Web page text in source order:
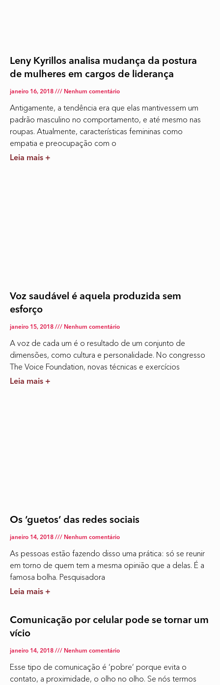
Leny Kyrillos analisa mudança da postura
de mulheres em cargos de liderança
janeiro 16, 2018 Nenhum comentário
Antigamente, a tendência era que elas mantivessem um
padrão masculino no comportamento, e até mesmo nas
roupas. Atualmente, características femininas como
empatia e preocupação com o
Leia mais +
Voz saudável é aquela produzida sem
esforço
janeiro 15, 2018 Nenhum comentário
A voz de cada um é o resultado de um conjunto de
dimensões, como cultura e personalidade. No congresso
The Voice Foundation, novas técnicas e exercícios
Leia mais +
Os ‘guetos’ das redes sociais
janeiro 14, 2018 Nenhum comentário
As pessoas estão fazendo disso uma prática: só se reunir
em torno de quem tem a mesma opinião que a delas. É a
famosa bolha. Pesquisadora
Leia mais +
Comunicação por celular pode se tornar um
vício
janeiro 14, 2018 Nenhum comentário
Esse tipo de comunicação é ‘pobre’ porque evita o
contato, a proximidade, o olho no olho. Se nós termos